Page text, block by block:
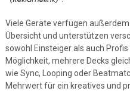
Viele Geräte verfügen
Übersicht und unterstützen
sowohl Einsteiger als auch
Möglichkeit, mehrere Decks
wie Sync, Looping oder
Mehrwert für ein kreatives und